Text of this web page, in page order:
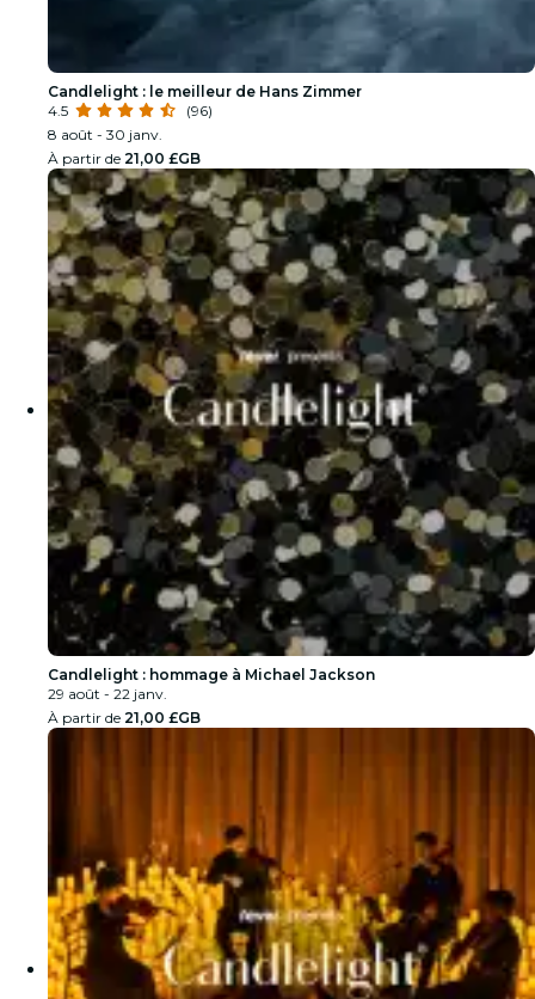
Candlelight : le meilleur de Hans Zimmer
4.5
(96)
8 août - 30 janv.
À partir de 21,00 £GB
Candlelight : hommage à Michael Jackson
29 août - 22 janv.
À partir de 21,00 £GB